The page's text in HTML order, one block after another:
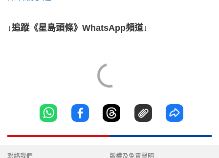
↓追蹤《星島頭條》WhatsApp頻道↓
聯絡我們 版權及免責聲明